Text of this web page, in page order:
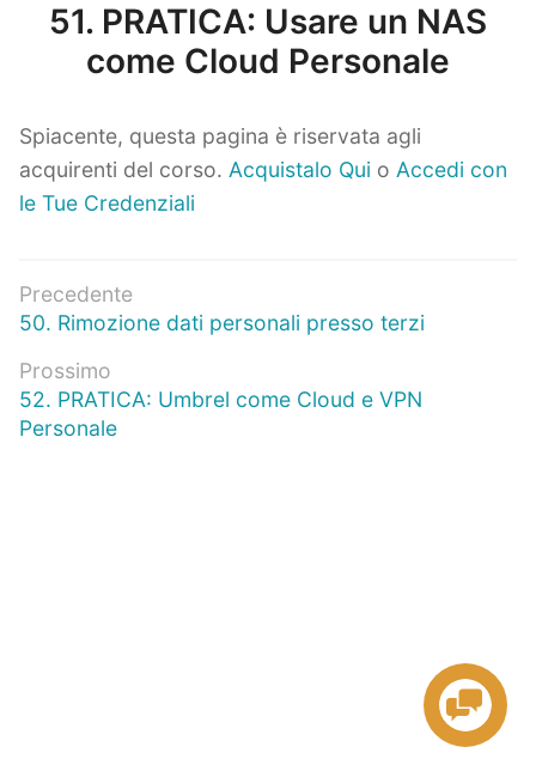
51. PRATICA: Usare un NAS
come Cloud Personale
Spiacente, questa pagina è riservata agli
acquirenti del corso. Acquistalo Qui o Accedi con
le Tue Credenziali
Navigazione
articoli
Precedente
Articolo
50. Rimozione dati personali presso terzi
Prossimo
Prossimo
articolo:
52. PRATICA: Umbrel come Cloud e VPN
Personale